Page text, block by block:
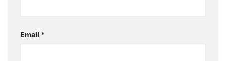
Email *